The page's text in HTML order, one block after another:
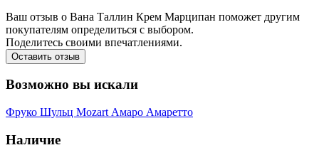
Ваш отзыв о Вана Таллин Крем Марципан поможет другим
покупателям определиться с выбором.
Поделитесь своими впечатлениями.
Оставить отзыв
Возможно вы искали
Фруко Шульц Mozart Амаро Амаретто
Наличие